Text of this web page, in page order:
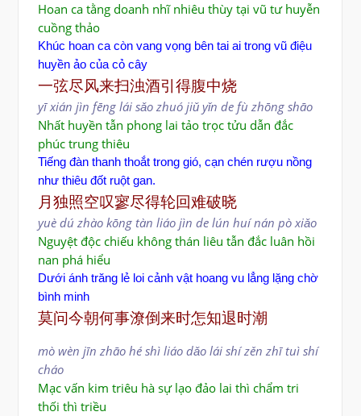
Hoan ca tằng doanh nhĩ nhiêu thùy tại vũ tư huyễn
cuồng thảo
Khúc hoan ca còn vang vọng bên tai ai trong vũ điệu
huyền ảo của cỏ cây
一弦尽风来扫浊酒引得腹中烧
yī xián jìn fēng lái sǎo zhuó jiǔ yǐn de fù zhōng shāo
Nhất huyền tẫn phong lai tảo trọc tửu dẫn đắc
phúc trung thiêu
Tiếng đàn thanh thoắt trong gió, cạn chén rượu nồng
như thiêu đốt ruột gan.
月独照空叹寥尽得轮回难破晓
yuè dú zhào kōng tàn liáo jìn de lún huí nán pò xiǎo
Nguyệt độc chiếu không thán liêu tẫn đắc luân hồi
nan phá hiểu
Dưới ánh trăng lẻ loi cảnh vật hoang vu lẳng lặng chờ
bình minh
莫问今朝何事潦倒来时怎知退时潮
mò wèn jīn zhāo hé shì liáo dǎo lái shí zěn zhī tuì shí
cháo
Mạc vấn kim triêu hà sự lạo đảo lai thì chẩm tri
thối thì triều